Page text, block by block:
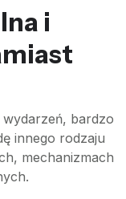
i
bardzo
innego rodzaju
mechanizmach